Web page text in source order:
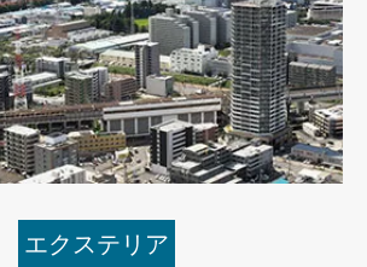
エクステリア